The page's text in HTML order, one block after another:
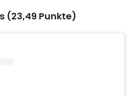
(23,49 Punkte)